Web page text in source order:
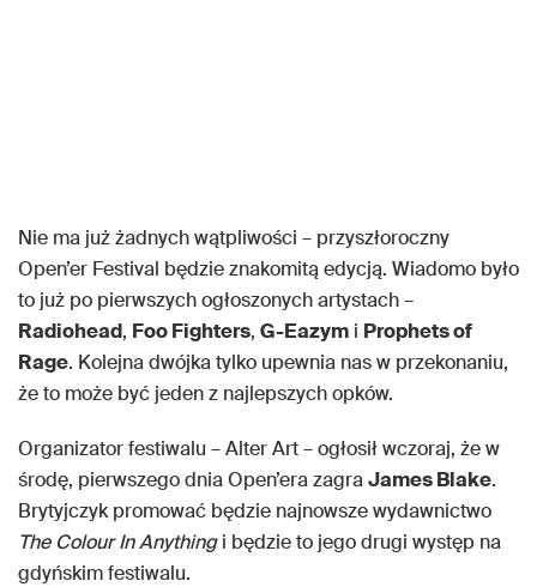
Nie ma już żadnych wątpliwości – przyszłoroczny
Open’er Festival będzie znakomitą edycją. Wiadomo było
to już po pierwszych ogłoszonych artystach –
Radiohead, Foo Fighters, G-Eazym i Prophets of
Rage. Kolejna dwójka tylko upewnia nas w przekonaniu,
że to może być jeden z najlepszych opków.
Organizator festiwalu – Alter Art – ogłosił wczoraj, że w
środę, pierwszego dnia Open’era zagraJames Blake.
Brytyjczyk promować będzie najnowsze wydawnictwo
The Colour In Anythingi będzie to jego drugi występ na
gdyńskim festiwalu.